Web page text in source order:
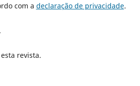
com a declaração de privacidade.
revista.